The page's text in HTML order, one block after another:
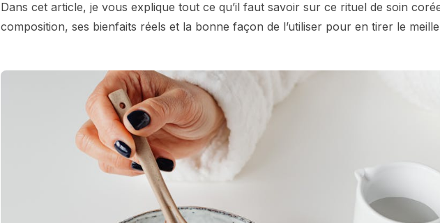
Dans cet article, je vous explique tout ce qu’il faut savoir sur ce rituel de soin
composition, ses bienfaits réels et la bonne façon de l’utiliser pour en tirer le